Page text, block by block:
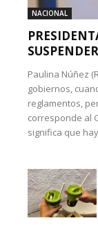
NACIONAL
Paulina Núñez
gobiernos,
reglamentos,
corresponde al
significa que